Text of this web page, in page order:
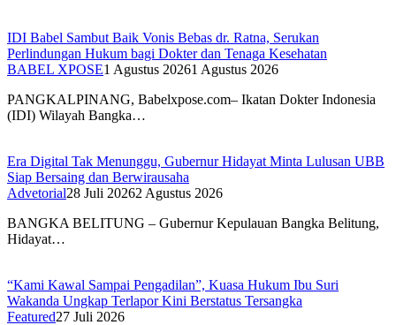
IDI Babel Sambut Baik Vonis Bebas dr. Ratna, Serukan
Perlindungan Hukum bagi Dokter dan Tenaga Kesehatan
BABEL XPOSE1 Agustus 20261 Agustus 2026
PANGKALPINANG, Babelxpose.com– Ikatan Dokter Indonesia
(IDI) Wilayah Bangka…
Era Digital Tak Menunggu, Gubernur Hidayat Minta Lulusan UBB
Siap Bersaing dan Berwirausaha
Advetorial28 Juli 20262 Agustus 2026
BANGKA BELITUNG – Gubernur Kepulauan Bangka Belitung,
Hidayat…
“Kami Kawal Sampai Pengadilan”, Kuasa Hukum Ibu Suri
Wakanda Ungkap Terlapor Kini Berstatus Tersangka
Featured27 Juli 2026